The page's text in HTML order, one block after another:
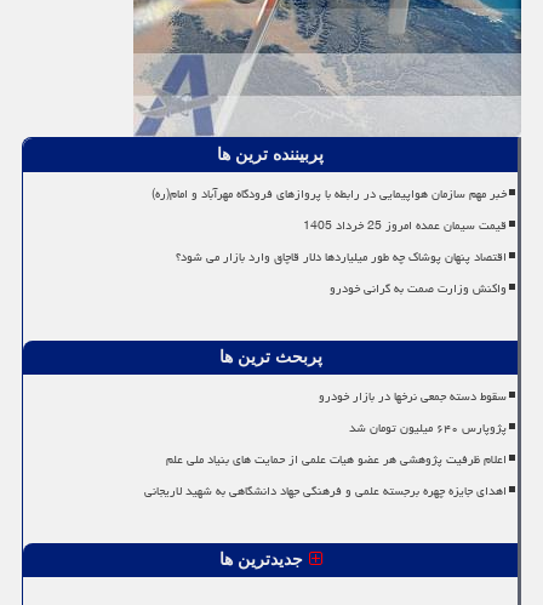
پربیننده ترین ها
خبر مهم سازمان هواپیمایی در رابطه با پروازهای فرودگاه مهرآباد و امام(ره)
قیمت سیمان عمده امروز 25 خرداد 1405
اقتصاد پنهان پوشاک چه طور میلیاردها دلار قاچاق وارد بازار می شود؟
واکنش وزارت صمت به گرانی خودرو
پربحث ترین ها
سقوط دسته جمعی نرخها در بازار خودرو
پژوپارس ۶۴۰ میلیون تومان شد
اعلام ظرفیت پژوهشی هر عضو هیات علمی از حمایت های بنیاد ملی علم
اهدای جایزه چهره برجسته علمی و فرهنگی جهاد دانشگاهی به شهید لاریجانی
جدیدترین ها